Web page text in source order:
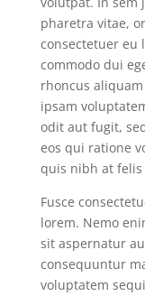
pharetra vitae,
consectetuer eu
commodo dui
rhoncus
ipsam
odit aut fugit,
eos qui ratione
quis nibh at felis
Fusce
lorem. Nemo
sit aspernatur
consequuntur
voluptatem